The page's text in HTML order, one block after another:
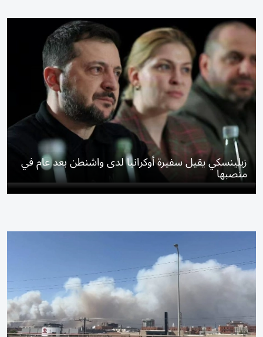
زيلينسكي يقيل سفيرة أوكرانيا لدى واشنطن بعد عام في
منصبها